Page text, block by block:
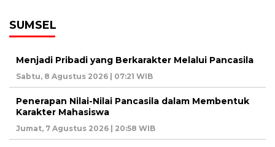
SUMSEL
Menjadi Pribadi yang Berkarakter Melalui Pancasila
Sabtu, 8 Agustus 2026 | 07:21 WIB
Penerapan Nilai-Nilai Pancasila dalam Membentuk
Karakter Mahasiswa
Jumat, 7 Agustus 2026 | 20:58 WIB